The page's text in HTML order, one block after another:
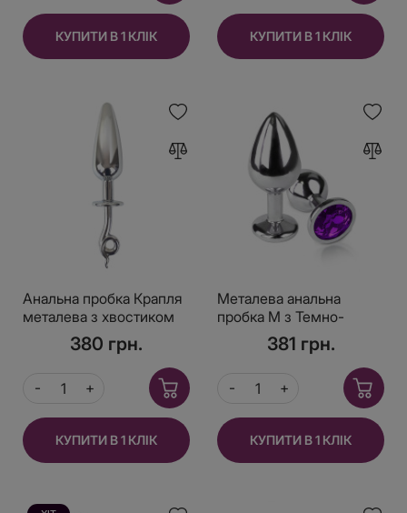
КУПИТИ В 1 КЛІК КУПИТИ В 1 КЛІК
Анальна пробка Крапля
металева з хвостиком
380 грн.
КУПИТИ В 1 КЛІК
Металева анальна
пробка М з Темно-
фіолетовим кристалом,
довжина 8см, діаметр
381 грн.
КУПИТИ В 1 КЛІК